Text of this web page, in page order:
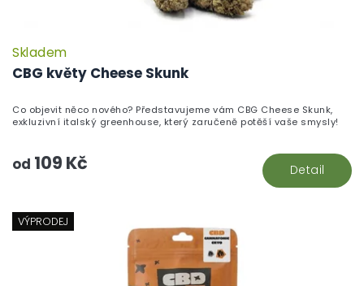
CBG květy Cheese Skunk
Skladem
od 109 Kč Detail
Co objevit něco nového? Představujeme vám CBG Cheese Skunk,
exkluzivní italský greenhouse, který zaručeně potěší vaše smysly!
VÝPRODEJ